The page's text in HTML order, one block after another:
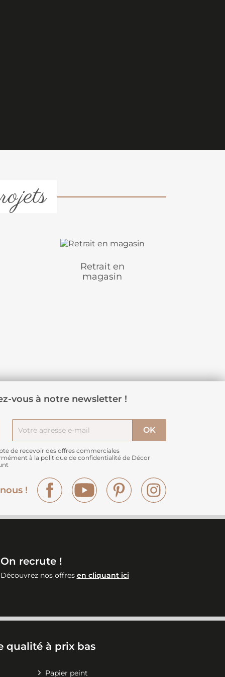
Retrait en
magasin
vous à notre newsletter !
de recevoir des offres commerciales
à la politique de confidentialité de Décor
!
Facebook YouTube Pinterest
On recrute !
Découvrez nos offres en cliquant ici
qualité à prix bas
Papier peint